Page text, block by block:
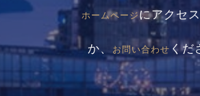
ホームページにアクセ
か、 お問い合わせ くだ